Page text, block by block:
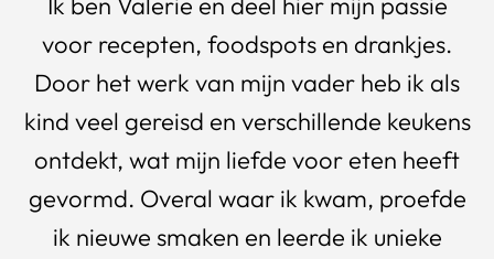
voor recepten, foodspots en drankjes.
Door het werk van mijn vader heb ik als
kind veel gereisd en verschillende keukens
ontdekt, wat mijn liefde voor eten heeft
gevormd. Overal waar ik kwam, proefde
ik nieuwe smaken en leerde ik unieke